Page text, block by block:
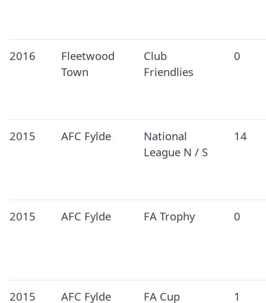
2016
Fleetwood
Town
Club
Friendlies
0
2015 AFC Fylde
National
League N / S
14
2015 AFC Fylde FA Trophy 0
2015 AFC Fylde FA Cup 1